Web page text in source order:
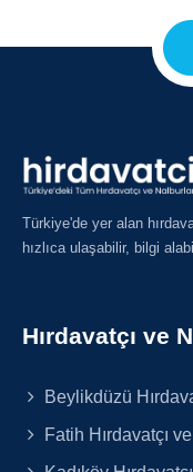
Türkiye'de yer alan
hızlıca ulaşabilir, bilgi
Hırdavatçı ve
Beylikdüzü
Fatih Hırdavatçı